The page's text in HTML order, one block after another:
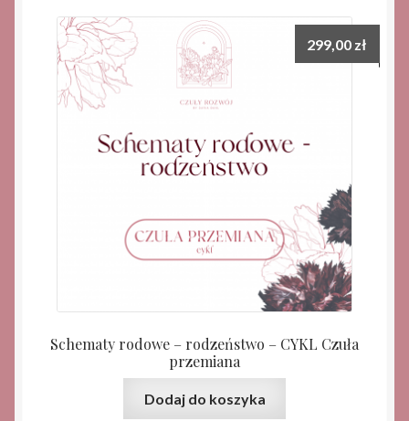
Schematy rodowe – rodzeństwo – CYKL Czuła
przemiana
299,00 zł
Dodaj do koszyka